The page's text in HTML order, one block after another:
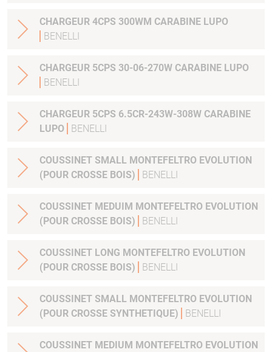
CHARGEUR 4CPS 300WM CARABINE LUPO
BENELLI
CHARGEUR 5CPS 30-06-270W CARABINE LUPO
BENELLI
CHARGEUR 5CPS 6.5CR-243W-308W CARABINE
LUPO
BENELLI
COUSSINET SMALL MONTEFELTRO EVOLUTION
(POUR CROSSE BOIS)
BENELLI
COUSSINET MEDUIM MONTEFELTRO EVOLUTION
(POUR CROSSE BOIS)
BENELLI
COUSSINET LONG MONTEFELTRO EVOLUTION
(POUR CROSSE BOIS)
BENELLI
COUSSINET SMALL MONTEFELTRO EVOLUTION
(POUR CROSSE SYNTHETIQUE)
BENELLI
COUSSINET MEDIUM MONTEFELTRO EVOLUTION